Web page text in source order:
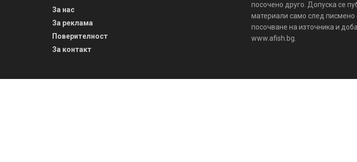
За нас
За реклама
Поверителност
За контакт
посочено друго. Допуска се
материали само след писмено
посочване на източника и
www.afish.bg.